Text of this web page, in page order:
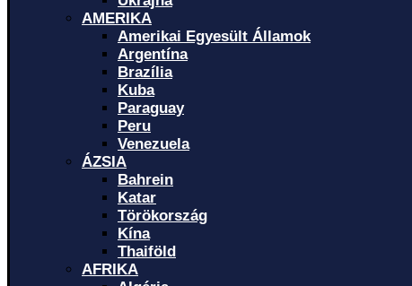
AMERIKA
Amerikai Egyesült Államok
Argentína
Brazília
Kuba
Paraguay
Peru
Venezuela
ÁZSIA
Bahrein
Katar
Törökország
Kína
Thaiföld
AFRIKA